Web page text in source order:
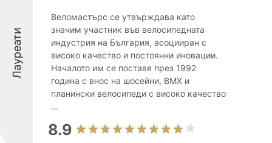
Лауреати
Веломастърс се утвърждава като
значим участник във велосипедната
индустрия на България, асоцииран с
високо качество и постоянни иновации.
Началото им се поставя през 1992
година с внос на шосейни, BMX и
планински велосипеди с високо качество
...
8.9